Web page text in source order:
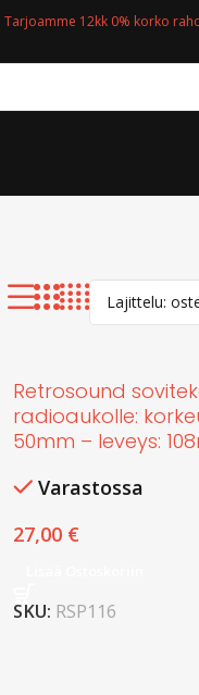
Tarjoamme 12kk 0% korko
Retrosound
radioaukolle:
50mm – leveys:
Varastossa
27,00 €
SKU: RSP116